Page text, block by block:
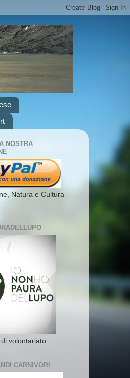
NOSTRA
Natura e Cultura
volontariato
CARNIVORI